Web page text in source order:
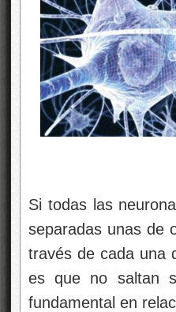
Si todas las
separadas unas de
través de cada una
es que no saltan
fundamental en